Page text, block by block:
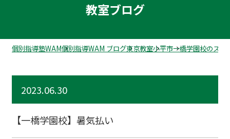
教室ブログ
個別指導塾WAM個別指導WAM ブログ東京教室小平市一橋学園校のスタ
2023.06.30
【一橋学園校】暑気払い